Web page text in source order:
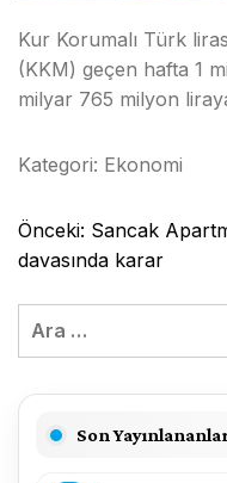
Kur Korumalı Türk
(KKM) geçen hafta 1
milyar 765 milyon
Kategori: Ekonomi
Yazı
gezinmesi
Önceki: Sancak
davasında karar
Arama:
Son